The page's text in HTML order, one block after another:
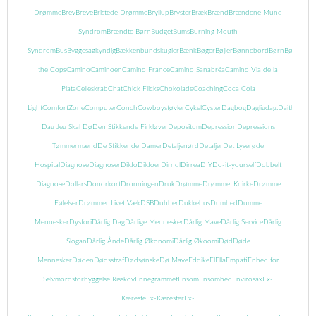
DrømmeBrevBreveBristede DrømmeBryllup BrysterBrækBrænd Brændene Mund
SyndromBrændte Børn BudgetBumsBurning Mouth
SyndromBusByggesagkyndigBækkenbundskuglerBænkBøgerBøjlerBønnebord Børn Børnebog
the CopsCaminoCaminoenCamino FranceCamino SanabréaCamino Via de la
PlataCelleskrabChatChick FlicksChokoladeCoachingCoca Cola
LightComfortZoneComputerConchCowboystøvlerCykelCysterDagbogDagligdag. Daith
Dag Jeg Skal Dø Den Stikkende FirkløverDepositumDepression Depressions
Tømmermænd De Stikkende DamerDetaljenørd DetaljerDet Lyserøde
Hospital DiagnoseDiagnoserDildo DildoerDirndl Dirrea DIYDo-it-yourselfDobbelt
DiagnoseDollarsDonorkortDronningen DrukDrømmeDrømme. KnirkeDrømme
FølelserDrømmer Livet VækDSBDubberDukkehusDumhed Dumme
MenneskerDysforiDårlig DagDårlige MenneskerDårlig MaveDårlig ServiceDårlig
Slogan Dårlig ÅndeDårlig ØkonomiDårlig ØkoomiDød Døde
MenneskerDøden DødsstrafDødsønskeDø MaveEddikeEl Ella Empati Enhed for
Selvmordsforbyggelse RisskovEnnegrammetEnsomEnsomhed EnvirosaxEx-
KæresteEx-KæresterEx-